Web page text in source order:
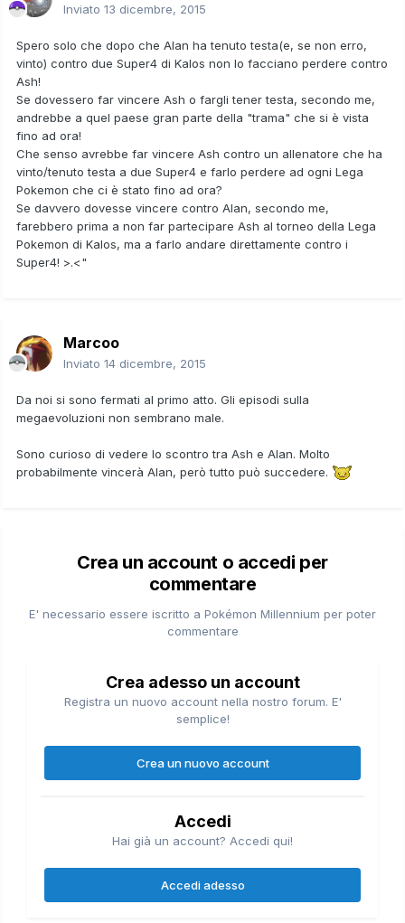
Inviato 13 dicembre, 2015
Spero solo che dopo che Alan ha tenuto testa(e, se non erro,
vinto) contro due Super4 di Kalos non lo facciano perdere contro
Ash!
Se dovessero far vincere Ash o fargli tener testa, secondo me,
andrebbe a quel paese gran parte della "trama" che si è vista
fino ad ora!
Che senso avrebbe far vincere Ash contro un allenatore che ha
vinto/tenuto testa a due Super4 e farlo perdere ad ogni Lega
Pokemon che ci è stato fino ad ora?
Se davvero dovesse vincere contro Alan, secondo me,
farebbero prima a non far partecipare Ash al torneo della Lega
Pokemon di Kalos, ma a farlo andare direttamente contro i
Super4! >.<"
Marcoo
Inviato 14 dicembre, 2015
Da noi si sono fermati al primo atto. Gli episodi sulla
megaevoluzioni non sembrano male.
Sono curioso di vedere lo scontro tra Ash e Alan. Molto
probabilmente vincerà Alan, però tutto può succedere.
Crea un account o accedi per
commentare
E' necessario essere iscritto a Pokémon Millennium per poter
commentare
Crea adesso un account
Registra un nuovo account nella nostro forum. E'
semplice!
Crea un nuovo account
Accedi
Hai già un account? Accedi qui!
Accedi adesso